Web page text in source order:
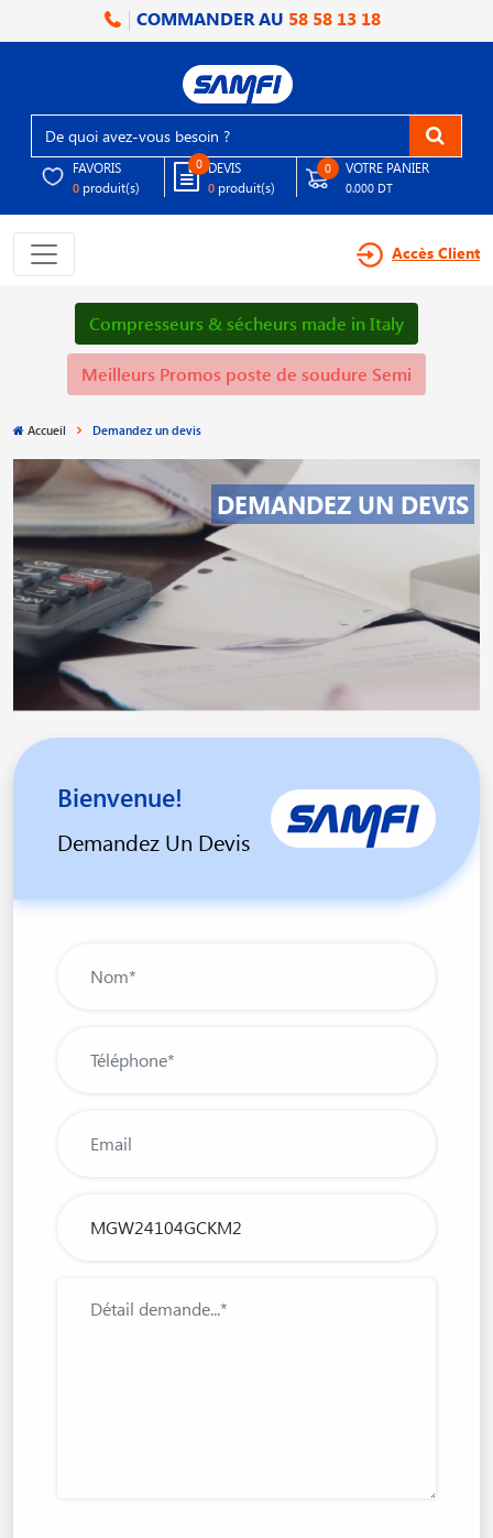
COMMANDER AU 58 58 13 18
FAVORIS
0 produit(s)
0 DEVIS
0 produit(s)
0 VOTRE PANIER
0.000 DT
Accès Client
Compresseurs & sécheurs made in Italy
Meilleurs Promos poste de soudure Semi
Accueil Demandez un devis
DEMANDEZ UN DEVIS
Bienvenue!
Demandez Un Devis